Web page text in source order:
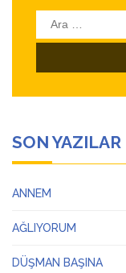
Arama:
SON YAZILAR
ANNEM
AĞLIYORUM
DÜŞMAN BAŞINA